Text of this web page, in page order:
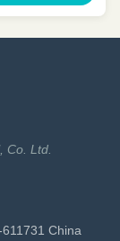
Lage
Uitstekende
Co. Ltd.
China